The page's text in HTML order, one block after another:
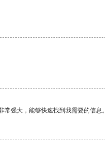
强大，能够快速找到我需要的信息。